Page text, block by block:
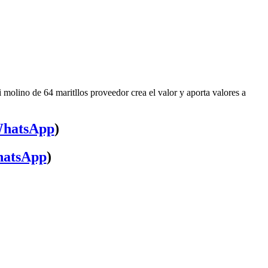
de 64 maritllos proveedor crea el valor y aporta valores a
)
)